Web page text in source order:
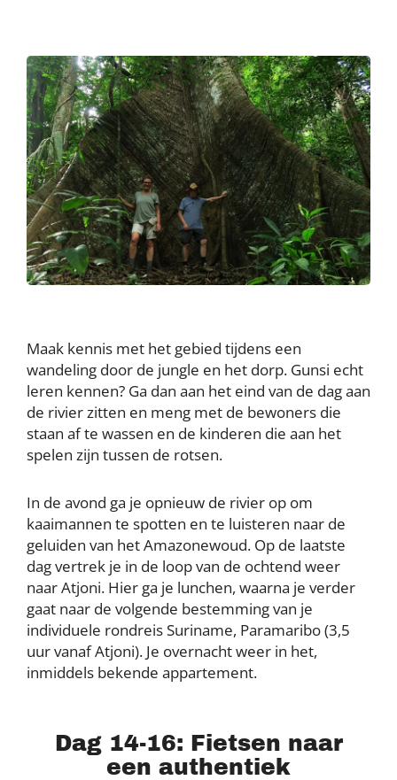
Maak kennis met het gebied tijdens een
wandeling door de jungle en het dorp. Gunsi echt
leren kennen? Ga dan aan het eind van de dag aan
de rivier zitten en meng met de bewoners die
staan af te wassen en de kinderen die aan het
spelen zijn tussen de rotsen.
In de avond ga je opnieuw de rivier op om
kaaimannen te spotten en te luisteren naar de
geluiden van het Amazonewoud. Op de laatste
dag vertrek je in de loop van de ochtend weer
naar Atjoni. Hier ga je lunchen, waarna je verder
gaat naar de volgende bestemming van je
individuele rondreis Suriname, Paramaribo (3,5
uur vanaf Atjoni). Je overnacht weer in het,
inmiddels bekende appartement.
Dag 14-16: Fietsen naar
een authentiek